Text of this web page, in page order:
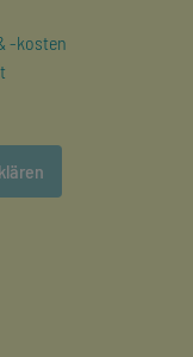
-kosten